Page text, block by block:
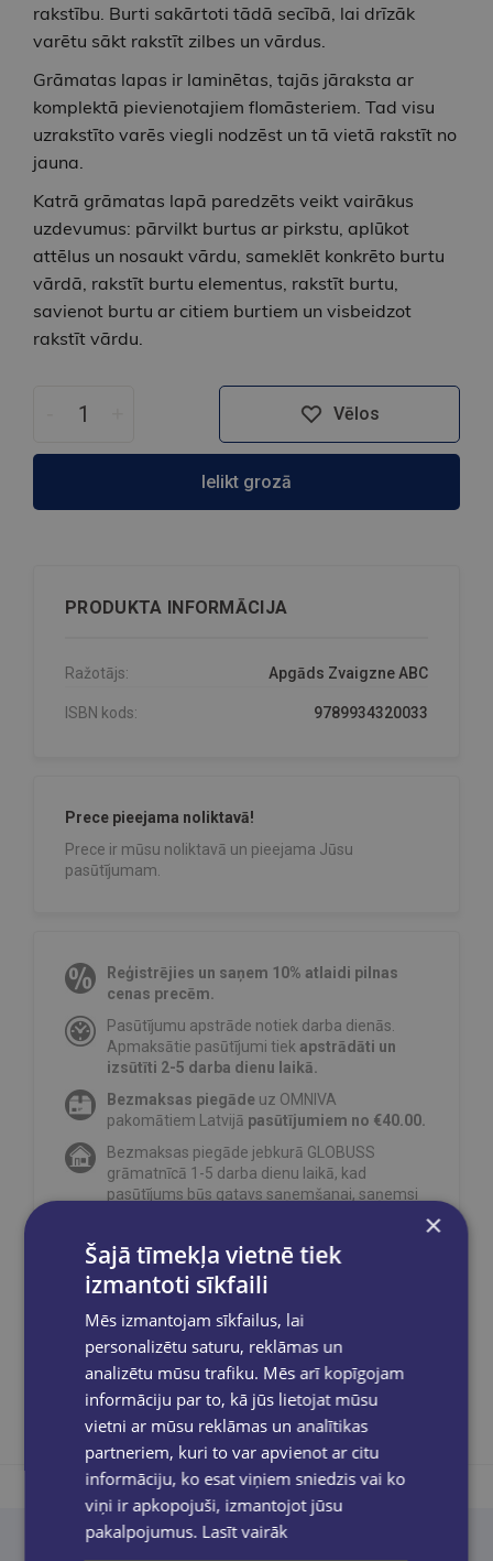
rakstību. Burti sakārtoti tādā secībā, lai drīzāk
varētu sākt rakstīt zilbes un vārdus.
Grāmatas lapas ir laminētas, tajās jāraksta ar
komplektā pievienotajiem flomāsteriem. Tad visu
uzrakstīto varēs viegli nodzēst un tā vietā rakstīt no
jauna.
Katrā grāmatas lapā paredzēts veikt vairākus
uzdevumus: pārvilkt burtus ar pirkstu, aplūkot
attēlus un nosaukt vārdu, sameklēt konkrēto burtu
vārdā, rakstīt burtu elementus, rakstīt burtu,
savienot burtu ar citiem burtiem un visbeidzot
rakstīt vārdu.
Vēlos
Ielikt grozā
PRODUKTA INFORMĀCIJA
Ražotājs: Apgāds Zvaigzne ABC
ISBN kods: 9789934320033
Prece pieejama noliktavā!
Prece ir mūsu noliktavā un pieejama Jūsu
pasūtījumam.
Reģistrējies un saņem 10% atlaidi pilnas
cenas precēm.
Pasūtījumu apstrāde notiek darba dienās.
Apmaksātie pasūtījumi tiek apstrādāti un
izsūtīti 2-5 darba dienu laikā.
Bezmaksas piegāde uz OMNIVA
pakomātiem Latvijā pasūtījumiem no €40.00.
Bezmaksas piegāde jebkurā GLOBUSS
grāmatnīcā 1-5 darba dienu laikā, kad
pasūtījums būs gatavs saņemšanai, saņemsi
Dalies sociālajos tīklos:
×
Šajā tīmekļa vietnē tiek
izmantoti sīkfaili
Mēs izmantojam sīkfailus, lai
personalizētu saturu, reklāmas un
analizētu mūsu trafiku. Mēs arī kopīgojam
informāciju par to, kā jūs lietojat mūsu
vietni ar mūsu reklāmas un analītikas
partneriem, kuri to var apvienot ar citu
informāciju, ko esat viņiem sniedzis vai ko
viņi ir apkopojuši, izmantojot jūsu
pakalpojumus. Lasīt vairāk